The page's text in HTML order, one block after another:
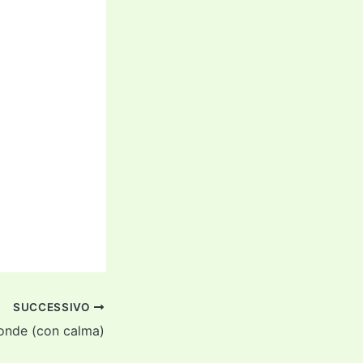
SUCCESSIVO
(con calma)